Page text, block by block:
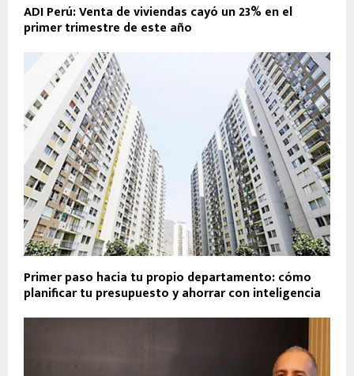
ADI Perú: Venta de viviendas cayó un 23% en el
primer trimestre de este año
Primer paso hacia tu propio departamento: cómo
planificar tu presupuesto y ahorrar con inteligencia